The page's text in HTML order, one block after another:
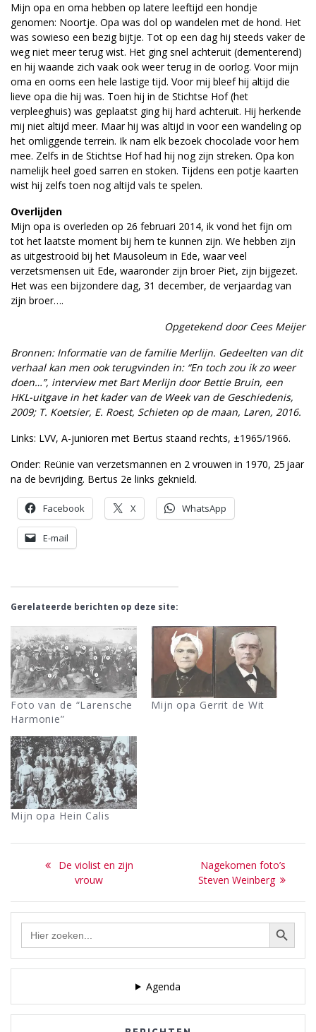
Mijn opa en oma hebben op latere leeftijd een hondje
genomen: Noortje. Opa was dol op wandelen met de hond. Het
was sowieso een bezig bijtje. Tot op een dag hij steeds vaker de
weg niet meer terug wist. Het ging snel achteruit (dementerend)
en hij waande zich vaak ook weer terug in de oorlog. Voor mijn
oma en ooms een hele lastige tijd. Voor mij bleef hij altijd die
lieve opa die hij was. Toen hij in de Stichtse Hof (het
verpleeghuis) was geplaatst ging hij hard achteruit. Hij herkende
mij niet altijd meer. Maar hij was altijd in voor een wandeling op
het omliggende terrein. Ik nam elk bezoek chocolade voor hem
mee. Zelfs in de Stichtse Hof had hij nog zijn streken. Opa kon
namelijk heel goed sarren en stoken. Tijdens een potje kaarten
wist hij zelfs toen nog altijd vals te spelen.
Overlijden
Mijn opa is overleden op 26 februari 2014, ik vond het fijn om
tot het laatste moment bij hem te kunnen zijn. We hebben zijn
as uitgestrooid bij het Mausoleum in Ede, waar veel
verzetsmensen uit Ede, waaronder zijn broer Piet, zijn bijgezet.
Het was een bijzondere dag, 31 december, de verjaardag van
zijn broer….
Opgetekend door Cees Meijer
Bronnen: Informatie van de familie Merlijn. Gedeelten van dit
verhaal kan men ook terugvinden in: “En toch zou ik zo weer
doen…”, interview met Bart Merlijn door Bettie Bruin, een
HKL-uitgave in het kader van de Week van de Geschiedenis,
2009; T. Koetsier, E. Roest, Schieten op de maan, Laren, 2016.
Links: LVV, A-junioren met Bertus staand rechts, ±1965/1966.
Onder: Reünie van verzetsmannen en 2 vrouwen in 1970, 25 jaar
na de bevrijding. Bertus 2e links geknield.
Facebook X WhatsApp
E-mail
Gerelateerde berichten op deze site:
Foto van de “Larensche
Harmonie”
Mijn opa Gerrit de Wit
Mijn opa Hein Calis
Bericht
navigatie
Previous
post:
De violist en zijn
vrouw
Next
post:
Nagekomen foto’s
Steven Weinberg
Zoek Zoekknop
Agenda